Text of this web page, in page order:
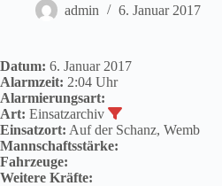
admin 6. Januar 2017
Datum: 6. Januar 2017
Alarmzeit: 2:04 Uhr
Alarmierungsart:
Art: Einsatzarchiv
Einsatzort: Auf der Schanz, Wemb
Mannschaftsstärke:
Fahrzeuge:
Weitere Kräfte: